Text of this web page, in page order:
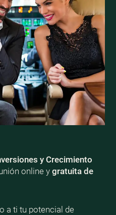
y Crecimiento
online y gratuita de
a ti tu potencial de